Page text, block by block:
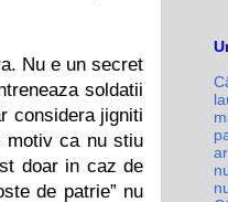
Nu e un secret
soldatii
considera jigniti
motiv ca nu stiu
doar in caz de
de patrie” nu